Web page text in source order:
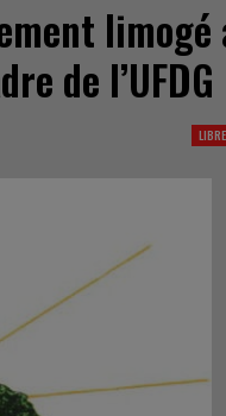
limogé
de l’UFDG